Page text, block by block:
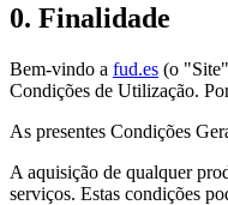
0. Finalidade
Bem-vindo a fud.es (o
Condições de Utilização.
As presentes Condições
A aquisição de qualquer
serviços. Estas condições